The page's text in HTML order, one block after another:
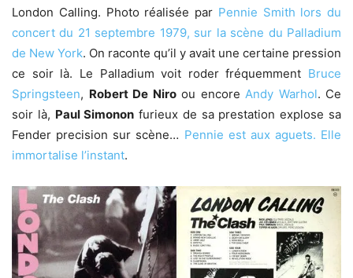
London Calling. Photo réalisée par Pennie Smith lors du
concert du 21 septembre 1979, sur la scène du Palladium
de New York. On raconte qu’il y avait une certaine pression
ce soir là. Le Palladium voit roder fréquemment Bruce
Springsteen, Robert De Niroou encore Andy Warhol. Ce
soir là, Paul Simonon furieux de sa prestation explose sa
Fender precision sur scène… Pennie est aux aguets. Elle
immortalise l’instant.